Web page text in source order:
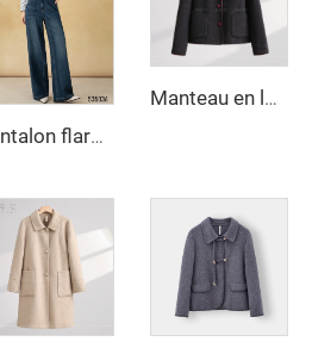
Pantalon flare large à taille haute pour femme avec manches longues, fermeture éclair, style urbain automnal, résistant aux rides
Manteau en laine pratique à double boutonnage avec nœud décoratif mignon et fermeture à boutons, longue veste d'hiver avec poches pratiques